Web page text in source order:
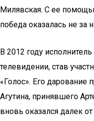
Милявская. С ее
победа оказалась не за
В 2012 году
телевидении, став
«Голос». Его
Агутина, принявшего
вновь оказался далек